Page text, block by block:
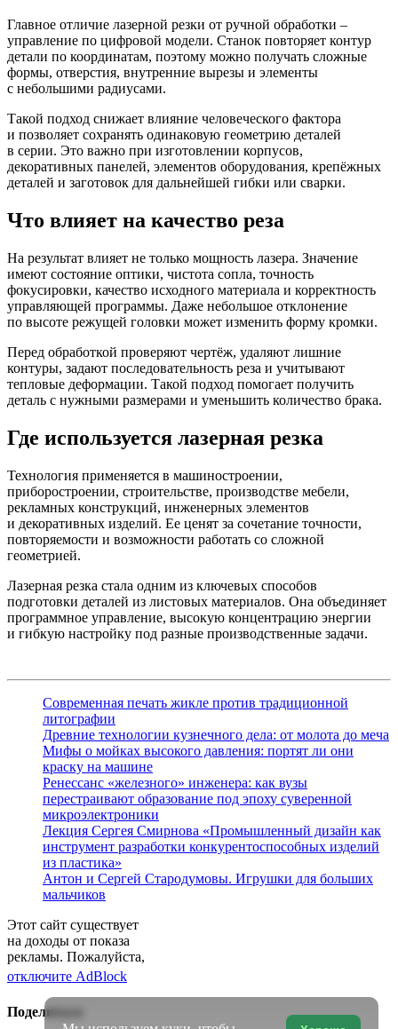
Главное отличие лазерной резки от ручной обработки –
управление по цифровой модели. Станок повторяет контур
детали по координатам, поэтому можно получать сложные
формы, отверстия, внутренние вырезы и элементы
с небольшими радиусами.
Такой подход снижает влияние человеческого фактора
и позволяет сохранять одинаковую геометрию деталей
в серии. Это важно при изготовлении корпусов,
декоративных панелей, элементов оборудования, крепёжных
деталей и заготовок для дальнейшей гибки или сварки.
Что влияет на качество реза
На результат влияет не только мощность лазера. Значение
имеют состояние оптики, чистота сопла, точность
фокусировки, качество исходного материала и корректность
управляющей программы. Даже небольшое отклонение
по высоте режущей головки может изменить форму кромки.
Перед обработкой проверяют чертёж, удаляют лишние
контуры, задают последовательность реза и учитывают
тепловые деформации. Такой подход помогает получить
деталь с нужными размерами и уменьшить количество брака.
Где используется лазерная резка
Технология применяется в машиностроении,
приборостроении, строительстве, производстве мебели,
рекламных конструкций, инженерных элементов
и декоративных изделий. Ее ценят за сочетание точности,
повторяемости и возможности работать со сложной
геометрией.
Лазерная резка стала одним из ключевых способов
подготовки деталей из листовых материалов. Она объединяет
программное управление, высокую концентрацию энергии
и гибкую настройку под разные производственные задачи.
Современная печать жикле против традиционной
литографии
Древние технологии кузнечного дела: от молота до меча
Мифы о мойках высокого давления: портят ли они
краску на машине
Ренессанс «железного» инженера: как вузы
перестраивают образование под эпоху суверенной
микроэлектроники
Лекция Сергея Смирнова «Промышленный дизайн как
инструмент разработки конкурентоспособных изделий
из пластика»
Антон и Сергей Стародумовы. Игрушки для больших
мальчиков
Этот сайт существует
на доходы от показа
рекламы. Пожалуйста,
отключите AdBlock
Поделиться